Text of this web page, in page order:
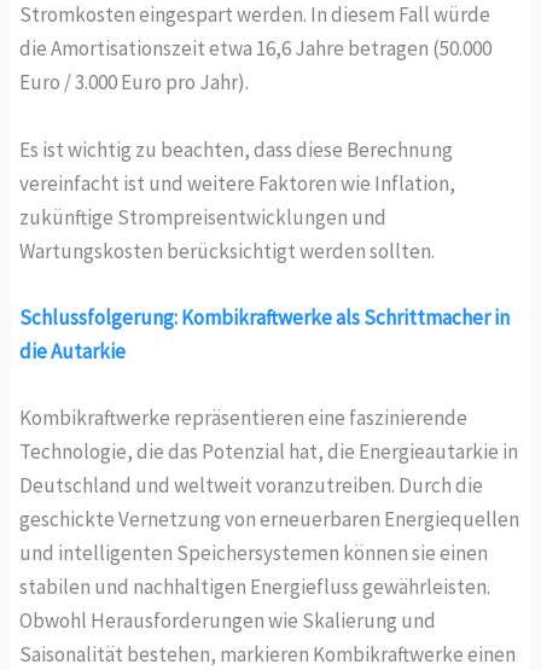
Stromkosten eingespart werden. In diesem Fall würde
die Amortisationszeit etwa 16,6 Jahre betragen (50.000
Euro / 3.000 Euro pro Jahr).
Es ist wichtig zu beachten, dass diese Berechnung
vereinfacht ist und weitere Faktoren wie Inflation,
zukünftige Strompreisentwicklungen und
Wartungskosten berücksichtigt werden sollten.
Schlussfolgerung: Kombikraftwerke als Schrittmacher in
die Autarkie
Kombikraftwerke repräsentieren eine faszinierende
Technologie, die das Potenzial hat, die Energieautarkie in
Deutschland und weltweit voranzutreiben. Durch die
geschickte Vernetzung von erneuerbaren Energiequellen
und intelligenten Speichersystemen können sie einen
stabilen und nachhaltigen Energiefluss gewährleisten.
Obwohl Herausforderungen wie Skalierung und
Saisonalität bestehen, markieren Kombikraftwerke einen